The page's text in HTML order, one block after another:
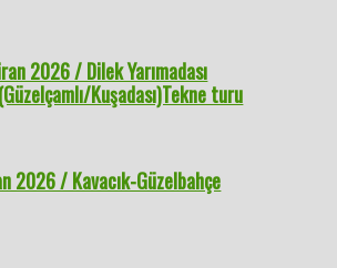
2026 / Dilek Yarımadası
Kuşadası)Tekne turu
2026 / Kavacık-Güzelbahçe